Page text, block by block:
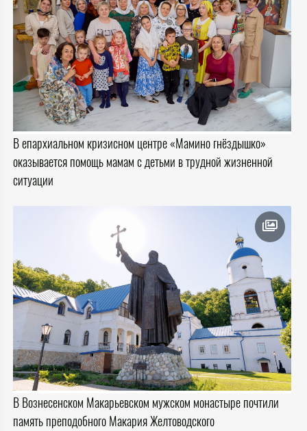
В епархиальном кризисном центре «Мамино гнёздышко»
оказывается помощь мамам с детьми в трудной жизненной
ситуации
В Вознесенском Макарьевском мужском монастыре почтили
память преподобного Макария Желтоводского